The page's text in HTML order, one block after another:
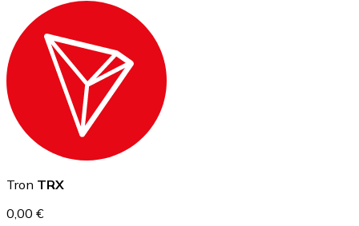
Ethereum
ETH
Tron TRX
0,00 €